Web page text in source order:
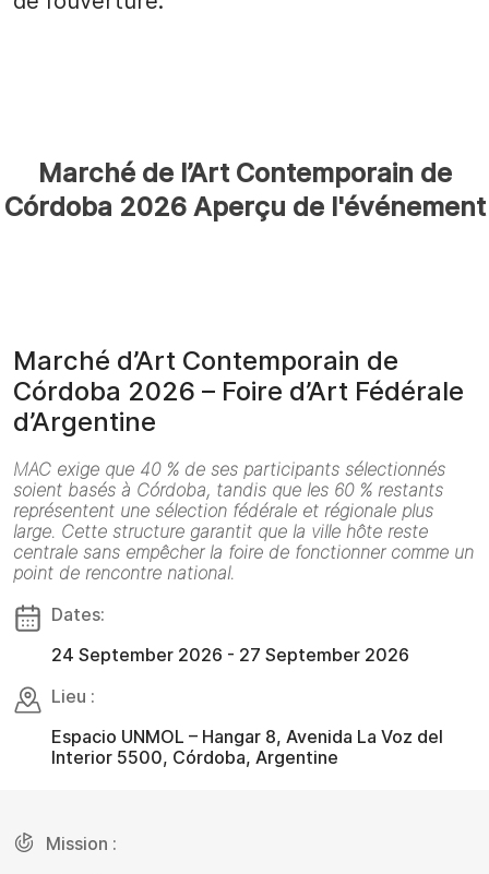
Marché de l’Art Contemporain de
Córdoba 2026 Aperçu de l'événement
Marché d’Art Contemporain de
Córdoba 2026 – Foire d’Art Fédérale
d’Argentine
MAC exige que 40 % de ses participants sélectionnés
soient basés à Córdoba, tandis que les 60 % restants
représentent une sélection fédérale et régionale plus
large. Cette structure garantit que la ville hôte reste
centrale sans empêcher la foire de fonctionner comme un
point de rencontre national.
Dates:
24 September 2026 - 27 September 2026
Lieu :
Espacio UNMOL – Hangar 8, Avenida La Voz del
Interior 5500, Córdoba, Argentine
Mission :